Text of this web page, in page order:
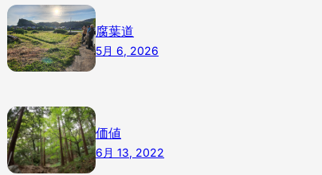
腐葉道
5月 6, 2026
価値
6月 13, 2022